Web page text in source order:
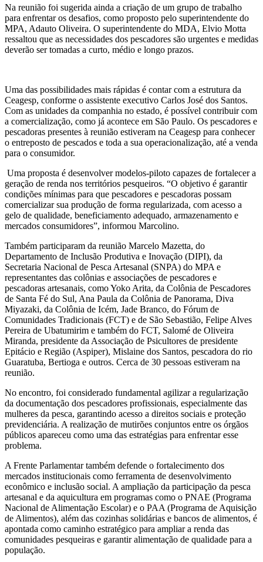
Na reunião foi sugerida ainda a criação de um grupo de trabalho
para enfrentar os desafios, como proposto pelo superintendente do
MPA, Adauto Oliveira. O superintendente do MDA, Elvio Motta
ressaltou que as necessidades dos pescadores são urgentes e medidas
deverão ser tomadas a curto, médio e longo prazos.
Uma das possibilidades mais rápidas é contar com a estrutura da
Ceagesp, conforme o assistente executivo Carlos José dos Santos.
Com as unidades da companhia no estado, é possível contribuir com
a comercialização, como já acontece em São Paulo. Os pescadores e
pescadoras presentes à reunião estiveram na Ceagesp para conhecer
o entreposto de pescados e toda a sua operacionalização, até a venda
para o consumidor.
Uma proposta é desenvolver modelos-piloto capazes de fortalecer a
geração de renda nos territórios pesqueiros. “O objetivo é garantir
condições mínimas para que pescadores e pescadoras possam
comercializar sua produção de forma regularizada, com acesso a
gelo de qualidade, beneficiamento adequado, armazenamento e
mercados consumidores”, informou Marcolino.
Também participaram da reunião Marcelo Mazetta, do
Departamento de Inclusão Produtiva e Inovação (DIPI), da
Secretaria Nacional de Pesca Artesanal (SNPA) do MPA e
representantes das colônias e associações de pescadores e
pescadoras artesanais, como Yoko Arita, da Colônia de Pescadores
de Santa Fé do Sul, Ana Paula da Colônia de Panorama, Diva
Miyazaki, da Colônia de Icém, Jade Branco, do Fórum de
Comunidades Tradicionais (FCT) e de São Sebastião, Felipe Alves
Pereira de Ubatumirim e também do FCT, Salomé de Oliveira
Miranda, presidente da Associação de Psicultores de presidente
Epitácio e Região (Aspiper), Mislaine dos Santos, pescadora do rio
Guaratuba, Bertioga e outros. Cerca de 30 pessoas estiveram na
reunião.
No encontro, foi considerado fundamental agilizar a regularização
da documentação dos pescadores profissionais, especialmente das
mulheres da pesca, garantindo acesso a direitos sociais e proteção
previdenciária. A realização de mutirões conjuntos entre os órgãos
públicos apareceu como uma das estratégias para enfrentar esse
problema.
A Frente Parlamentar também defende o fortalecimento dos
mercados institucionais como ferramenta de desenvolvimento
econômico e inclusão social. A ampliação da participação da pesca
artesanal e da aquicultura em programas como o PNAE (Programa
Nacional de Alimentação Escolar) e o PAA (Programa de Aquisição
de Alimentos), além das cozinhas solidárias e bancos de alimentos, é
apontada como caminho estratégico para ampliar a renda das
comunidades pesqueiras e garantir alimentação de qualidade para a
população.